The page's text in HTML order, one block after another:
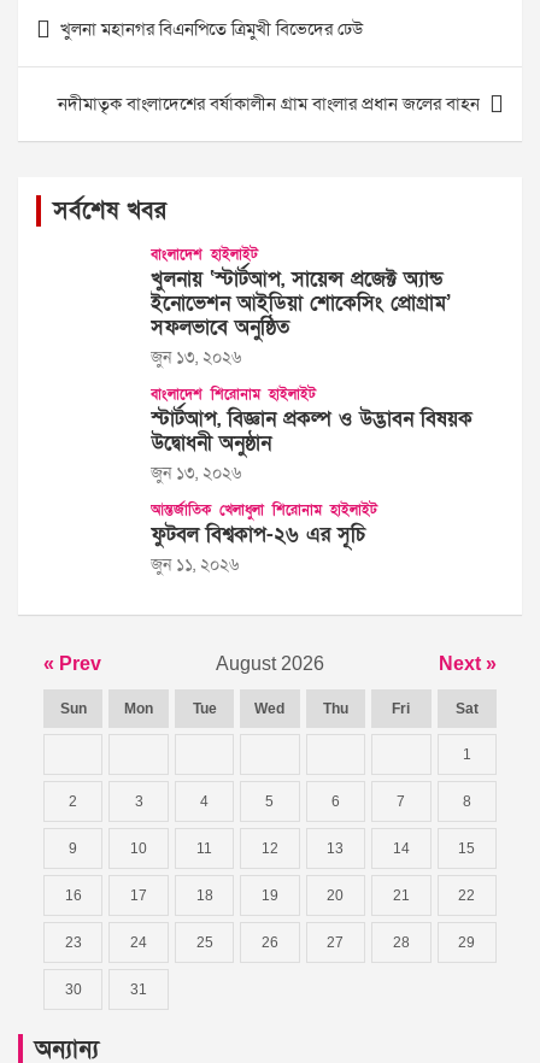
Post
navigation
খুলনা মহানগর বিএনপিতে ত্রিমুখী বিভেদের ঢেউ
নদীমাতৃক বাংলাদেশের বর্ষাকালীন গ্রাম বাংলার প্রধান জলের বাহন
সর্বশেষ খবর
বাংলাদেশ হাইলাইট
খুলনায় ‘স্টার্টআপ, সায়েন্স প্রজেক্ট অ্যান্ড
ইনোভেশন আইডিয়া শোকেসিং প্রোগ্রাম’
সফলভাবে অনুষ্ঠিত
জুন ১৩, ২০২৬
বাংলাদেশ শিরোনাম হাইলাইট
স্টার্টআপ, বিজ্ঞান প্রকল্প ও উদ্ভাবন বিষয়ক
উদ্বোধনী অনুষ্ঠান
জুন ১৩, ২০২৬
আন্তর্জাতিক খেলাধুলা শিরোনাম হাইলাইট
ফুটবল বিশ্বকাপ-২৬ এর সূচি
জুন ১১, ২০২৬
« Prev August 2026 Next »
Sun Mon Tue Wed Thu Fri Sat
1
2 3 4 5 6 7 8
9 10 11 12 13 14 15
16 17 18 19 20 21 22
23 24 25 26 27 28 29
30 31
অন্যান্য